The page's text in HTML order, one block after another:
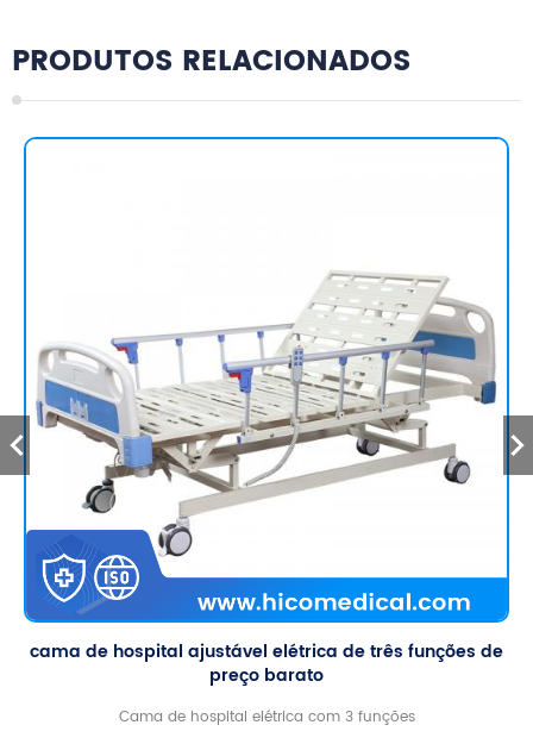
PRODUTOS RELACIONADOS
de
camas hospitalares mecânicas de manivela única
para uso médico
a cama de hospital manual de manivela única tem uma